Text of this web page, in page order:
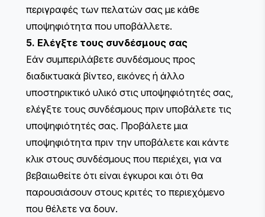
περιγραφές των πελατών σας με κάθε
υποψηφιότητα που υποβάλλετε.
5. Ελέγξτε τους συνδέσμους σας
Εάν συμπεριλάβετε συνδέσμους προς
διαδικτυακά βίντεο, εικόνες ή άλλο
υποστηρικτικό υλικό στις υποψηφιότητές σας,
ελέγξτε τους συνδέσμους πριν υποβάλετε τις
υποψηφιότητές σας. Προβάλετε μια
υποψηφιότητα πριν την υποβάλετε και κάντε
κλικ στους συνδέσμους που περιέχει, για να
βεβαιωθείτε ότι είναι έγκυροι και ότι θα
παρουσιάσουν στους κριτές το περιεχόμενο
που θέλετε να δουν.